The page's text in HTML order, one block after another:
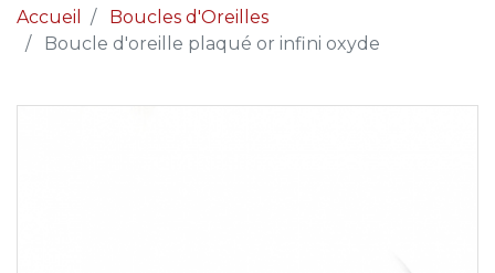
Accueil
Boucles d'Oreilles
Boucle d'oreille plaqué or infini oxyde